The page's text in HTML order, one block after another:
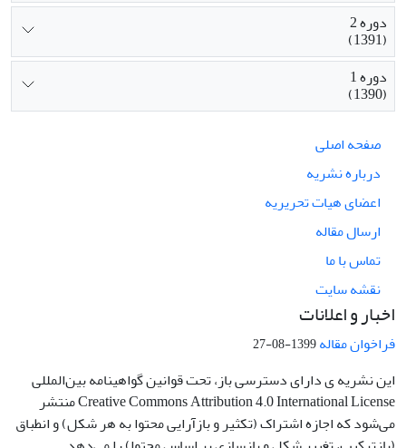
دوره 2
(1391)
دوره 1
(1390)
صفحه اصلی
درباره نشریه
اعضای هیات تحریریه
ارسال مقاله
تماس با ما
نقشه سایت
اخبار و اعلانات
فراخوان مقاله1399-08-27
این نشریه ی دارای دسترسی باز، تحت قوانین گواهینامه بین‌المللی
Creative Commons Attribution 4.0 International License منتشر
می‌شود که اجازه اشتراک (تکثیر و بازآرایی محتوا به هر شکل) و انطباق